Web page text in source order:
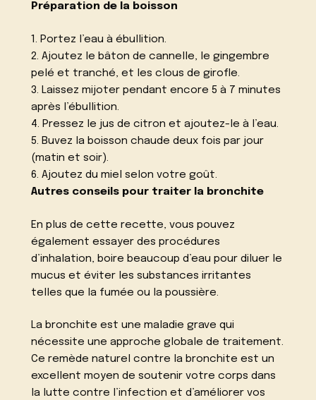
Préparation de la boisson
1. Portez l’eau à ébullition.
2. Ajoutez le bâton de cannelle, le gingembre
pelé et tranché, et les clous de girofle.
3. Laissez mijoter pendant encore 5 à 7 minutes
après l’ébullition.
4. Pressez le jus de citron et ajoutez-le à l’eau.
5. Buvez la boisson chaude deux fois par jour
(matin et soir).
6. Ajoutez du miel selon votre goût.
Autres conseils pour traiter la bronchite
En plus de cette recette, vous pouvez
également essayer des procédures
d’inhalation, boire beaucoup d’eau pour diluer le
mucus et éviter les substances irritantes
telles que la fumée ou la poussière.
La bronchite est une maladie grave qui
nécessite une approche globale de traitement.
Ce remède naturel contre la bronchite est un
excellent moyen de soutenir votre corps dans
la lutte contre l’infection et d’améliorer vos